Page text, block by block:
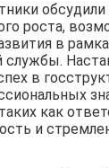
роста,
в
службы.
в
как
и